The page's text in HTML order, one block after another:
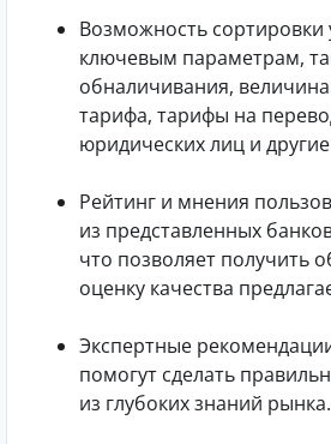
Возможность
ключевым параметрам,
обналичивания,
тарифа, тарифы на
юридических лиц и
Рейтинг и мнения
из представленных
что позволяет получить
оценку качества
Экспертные
помогут сделать
из глубоких знаний рынка.